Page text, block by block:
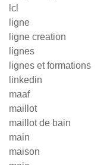
lcl
ligne
ligne creation
lignes
lignes et formations
linkedin
maaf
maillot
maillot de bain
main
maison